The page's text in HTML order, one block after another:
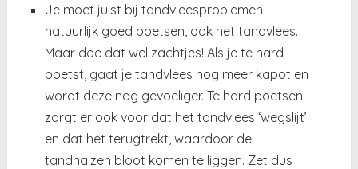
Je moet juist bij tandvleesproblemen
natuurlijk goed poetsen, ook het tandvlees.
Maar doe dat wel zachtjes! Als je te hard
poetst, gaat je tandvlees nog meer kapot en
wordt deze nog gevoeliger. Te hard poetsen
zorgt er ook voor dat het tandvlees ‘wegslijt’
en dat het terugtrekt, waardoor de
tandhalzen bloot komen te liggen. Zet dus